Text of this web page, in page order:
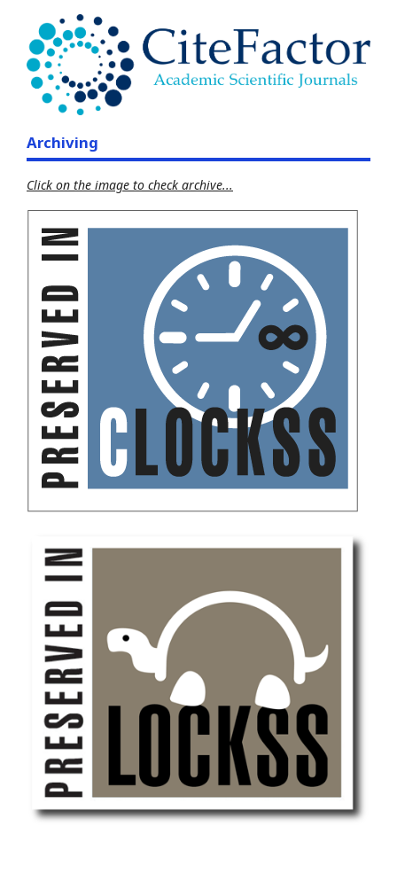
Archiving
Click on the image to check archive...